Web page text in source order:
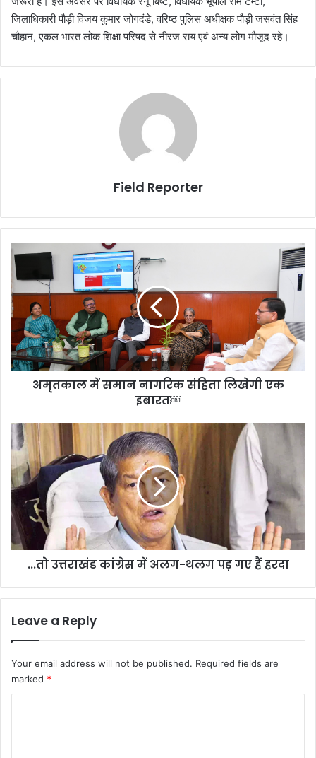
जिलाधिकारी पौड़ी विजय कुमार जोगदंडे, वरिष्ठ पुलिस अधीक्षक पौड़ी जसवंत सिंह
चौहान, एकल भारत लोक शिक्षा परिषद से नीरज राय एवं अन्य लोग मौजूद रहे।
Field Reporter
अमृतकाल
में
समान
नागरिक
संहिता
लिखेगी
एक
इबारत
￼
अमृतकाल में समान नागरिक संहिता लिखेगी एक
इबारत￼
...तो
उत्तराखंड
कांग्रेस
में
अलग-
थलग
पड़
गए
हैं
...तो उत्तराखंड कांग्रेस में अलग-थलग पड़ गए हैं हरदा
Leave a Reply
Your email address will not be published. Required fields are
marked *